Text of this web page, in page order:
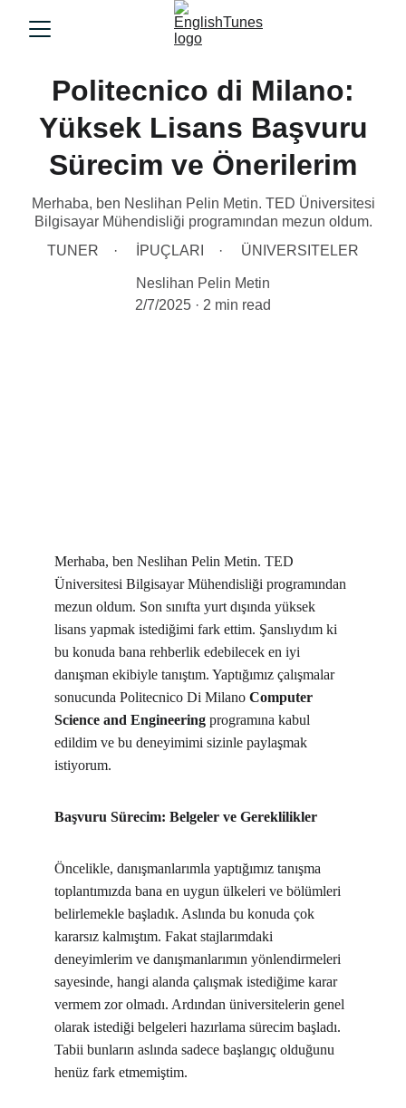
Politecnico di Milano:
Yüksek Lisans Başvuru
Sürecim ve Önerilerim
Merhaba, ben Neslihan Pelin Metin. TED Üniversitesi
Bilgisayar Mühendisliği programından mezun oldum.
TUNER
İPUÇLARI ÜNIVERSITELER
Neslihan Pelin Metin
2/7/2025
2 min read
Merhaba, ben Neslihan Pelin Metin. TED
Üniversitesi Bilgisayar Mühendisliği programından
mezun oldum. Son sınıfta yurt dışında yüksek
lisans yapmak istediğimi fark ettim. Şanslıydım ki
bu konuda bana rehberlik edebilecek en iyi
danışman ekibiyle tanıştım. Yaptığımız çalışmalar
sonucunda Politecnico Di Milano Computer
Science and Engineering programına kabul
edildim ve bu deneyimimi sizinle paylaşmak
istiyorum.
Başvuru Sürecim: Belgeler ve Gereklilikler
Öncelikle, danışmanlarımla yaptığımız tanışma
toplantımızda bana en uygun ülkeleri ve bölümleri
belirlemekle başladık. Aslında bu konuda çok
kararsız kalmıştım. Fakat stajlarımdaki
deneyimlerim ve danışmanlarımın yönlendirmeleri
sayesinde, hangi alanda çalışmak istediğime karar
vermem zor olmadı. Ardından üniversitelerin genel
olarak istediği belgeleri hazırlama sürecim başladı.
Tabii bunların aslında sadece başlangıç olduğunu
henüz fark etmemiştim.